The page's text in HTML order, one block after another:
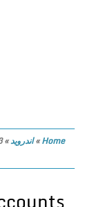
Home
»اندروید»